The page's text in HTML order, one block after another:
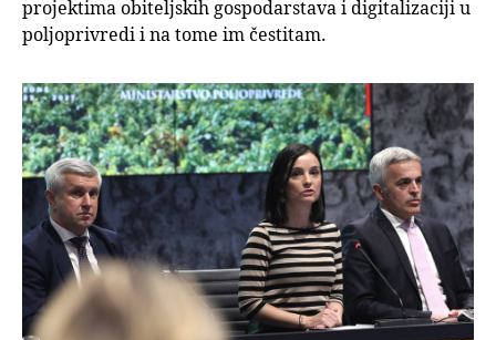
projektima obiteljskih gospodarstava i digitalizaciji u
poljoprivredi i na tome im čestitam.